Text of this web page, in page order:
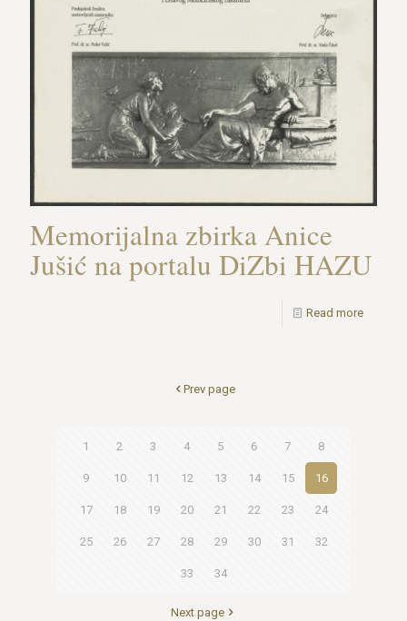
Memorijalna zbirka Anice
Jušić na portalu DiZbi HAZU
Read more
Prev page
1 2 3 4 5 6 7 8
9 10 11 12 13 14 15 16
17 18 19 20 21 22 23 24
25 26 27 28 29 30 31 32
33 34
Next page